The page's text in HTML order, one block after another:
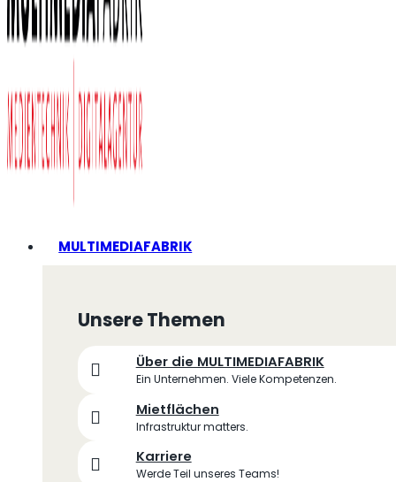
MULTIMEDIAFABRIK
Unsere Themen
Über die MULTIMEDIAFABRIK
Ein Unternehmen. Viele Kompetenzen.
Mietflächen
Infrastruktur matters.
Karriere
Werde Teil unseres Teams!